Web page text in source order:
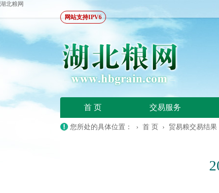
湖北粮网
网站支持IPV6
首 页 交易服务
您所处的具体位置： › 首 页 › 贸易粮交易结果